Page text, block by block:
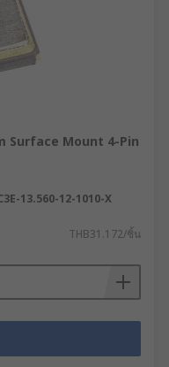
Surface Mount 4-Pin
13.560-12-1010-X
THB31.172/ชิ้น